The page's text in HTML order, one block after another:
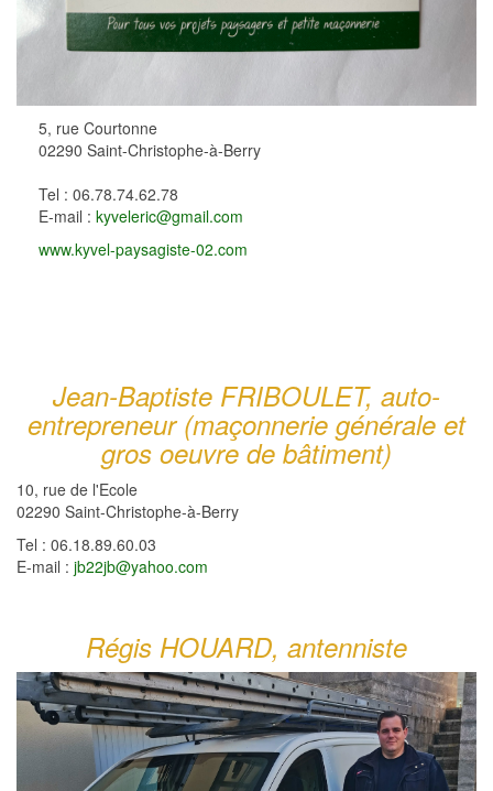
5, rue Courtonne
02290 Saint-Christophe-à-Berry
Tel : 06.78.74.62.78
E-mail : kyveleric@gmail.com
www.kyvel-paysagiste-02.com
Jean-Baptiste FRIBOULET, auto-
entrepreneur (maçonnerie générale et
gros oeuvre de bâtiment)
10, rue de l'Ecole
02290 Saint-Christophe-à-Berry
Tel : 06.18.89.60.03
E-mail : jb22jb@yahoo.com
Régis HOUARD, antenniste